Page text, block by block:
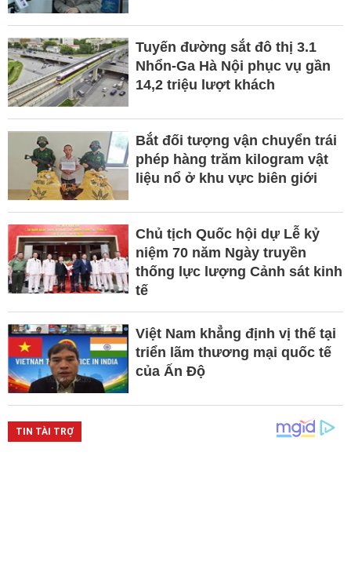
Tuyến đường sắt đô thị 3.1
Nhổn-Ga Hà Nội phục vụ gần
14,2 triệu lượt khách
Bắt đối tượng vận chuyển trái
phép hàng trăm kilogram vật
liệu nổ ở khu vực biên giới
Chủ tịch Quốc hội dự Lễ kỷ
niệm 70 năm Ngày truyền
thống lực lượng Cảnh sát kinh
tế
Việt Nam khẳng định vị thế tại
triển lãm thương mại quốc tế
của Ấn Độ